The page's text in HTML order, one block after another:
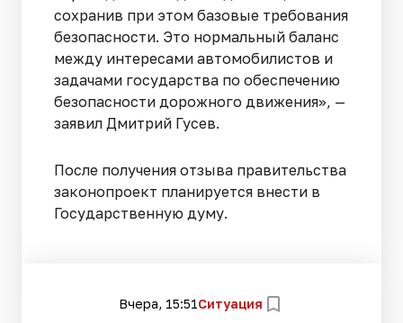
сохранив при этом базовые требования
безопасности. Это нормальный баланс
между интересами автомобилистов и
задачами государства по обеспечению
безопасности дорожного движения», —
заявил Дмитрий Гусев.
После получения отзыва правительства
законопроект планируется внести в
Государственную думу.
Вчера, 15:51Ситуация